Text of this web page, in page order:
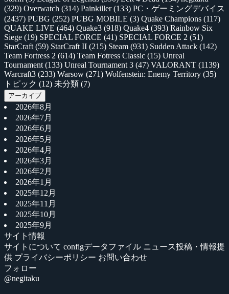
(329) Overwatch (314) Painkiller(133) PC・ゲーミングデバイス
(2437) PUBG (252) PUBG MOBILE (3) Quake Champions (117)
QUAKE LIVE (464) Quake3 (918) Quake4 (393) Rainbow Six
Siege (19) SPECIAL FORCE (41) SPECIAL FORCE 2 (51)
StarCraft (59) StarCraft II (215) Steam (931) Sudden Attack (142)
Team Fortress 2 (614) Team Fotress Classic (15) Unreal
Tournament (133) Unreal Tournament 3 (47) VALORANT (1139)
Warcraft3 (233) Warsow (271) Wolfenstein: Enemy Territory (35)
トピック (12) 未分類 (7)
アーカイブ
2026年8月
2026年7月
2026年6月
2026年5月
2026年4月
2026年3月
2026年2月
2026年1月
2025年12月
2025年11月
2025年10月
2025年9月
サイト情報
サイトについて configデータファイル ニュース投稿・情報提
供 プライバシーポリシー お問い合わせ
フォロー
@negitaku